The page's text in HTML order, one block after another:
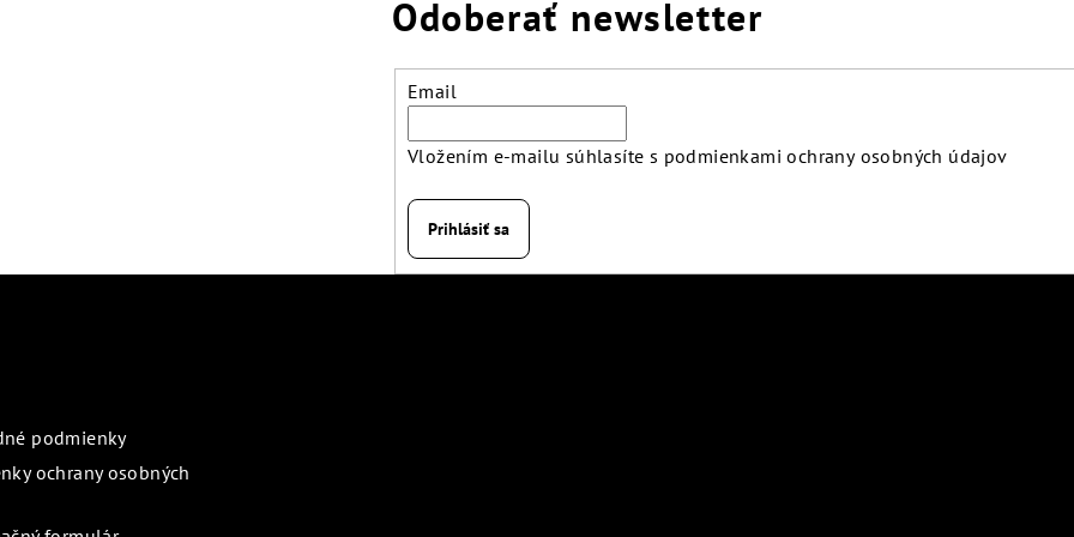
Odoberať newsletter
Email
Vložením e-mailu súhlasíte s podmienkami ochrany osobných údajov
Prihlásiť sa
podmienky
ochrany osobných